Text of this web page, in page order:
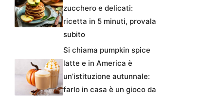
zucchero e delicati:
ricetta in 5 minuti, provala
subito
Si chiama pumpkin spice
latte e in America è
un’istituzione autunnale:
farlo in casa è un gioco da